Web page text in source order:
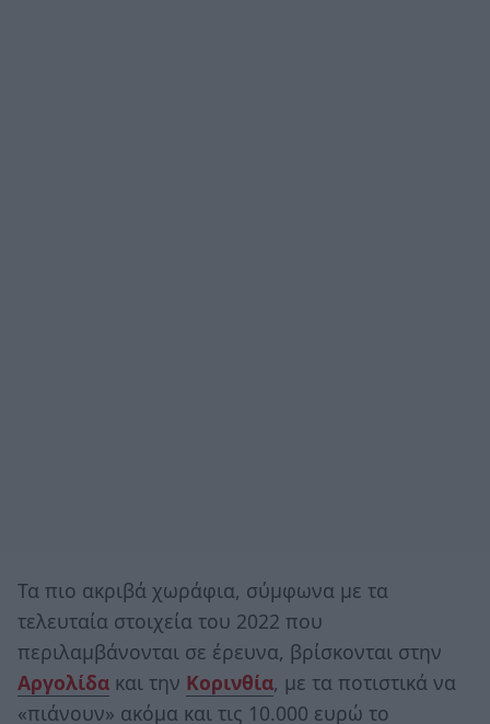
Τα πιο ακριβά χωράφια, σύμφωνα με τα
τελευταία στοιχεία του 2022 που
περιλαμβάνονται σε έρευνα, βρίσκονται στην
Αργολίδα και την Κορινθία, με τα ποτιστικά να
«πιάνουν» ακόμα και τις 10.000 ευρώ το